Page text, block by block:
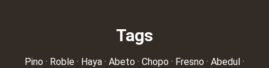
Tags
Pino · Roble · Haya · Abeto · Chopo · Fresno · Abedul ·